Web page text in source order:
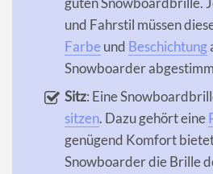
und Fahrstil müssen
Farbe und Beschichtung
Snowboarder
Sitz: Eine
sitzen. Dazu gehört eine
genügend Komfort
Snowboarder die Brille